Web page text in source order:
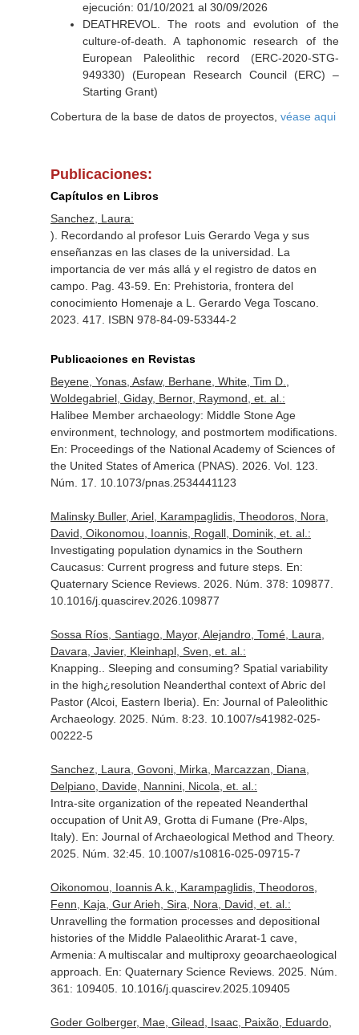
ejecución: 01/10/2021 al 30/09/2026
DEATHREVOL. The roots and evolution of the
culture-of-death. A taphonomic research of the
European Paleolithic record (ERC-2020-STG-
949330) (European Research Council (ERC) –
Starting Grant)
Cobertura de la base de datos de proyectos, véase aqui
Publicaciones:
Capítulos en Libros
Sanchez, Laura:
). Recordando al profesor Luis Gerardo Vega y sus
enseñanzas en las clases de la universidad. La
importancia de ver más allá y el registro de datos en
campo. Pag. 43-59. En: Prehistoria, frontera del
conocimiento Homenaje a L. Gerardo Vega Toscano.
2023. 417. ISBN 978-84-09-53344-2
Publicaciones en Revistas
Beyene, Yonas, Asfaw, Berhane, White, Tim D.,
Woldegabriel, Giday, Bernor, Raymond, et. al.:
Halibee Member archaeology: Middle Stone Age
environment, technology, and postmortem modifications.
En: Proceedings of the National Academy of Sciences of
the United States of America (PNAS) . 2026. Vol. 123.
Núm. 17. 10.1073/pnas.2534441123
Malinsky Buller, Ariel, Karampaglidis, Theodoros, Nora,
David, Oikonomou, Ioannis, Rogall, Dominik, et. al.:
Investigating population dynamics in the Southern
Caucasus: Current progress and future steps. En:
Quaternary Science Reviews. 2026. Núm. 378: 109877.
10.1016/j.quascirev.2026.109877
Sossa Ríos, Santiago, Mayor, Alejandro, Tomé, Laura,
Davara, Javier, Kleinhapl, Sven, et. al.:
Knapping.. Sleeping and consuming? Spatial variability
in the high¿resolution Neanderthal context of Abric del
Pastor (Alcoi, Eastern Iberia). En: Journal of Paleolithic
Archaeology. 2025. Núm. 8:23. 10.1007/s41982-025-
00222-5
Sanchez, Laura, Govoni, Mirka, Marcazzan, Diana,
Delpiano, Davide, Nannini, Nicola, et. al.:
Intra-site organization of the repeated Neanderthal
occupation of Unit A9, Grotta di Fumane (Pre-Alps,
Italy). En: Journal of Archaeological Method and Theory.
2025. Núm. 32:45. 10.1007/s10816-025-09715-7
Oikonomou, Ioannis A.k., Karampaglidis, Theodoros,
Fenn, Kaja, Gur Arieh, Sira, Nora, David, et. al.:
Unravelling the formation processes and depositional
histories of the Middle Palaeolithic Ararat-1 cave,
Armenia: A multiscalar and multiproxy geoarchaeological
approach. En: Quaternary Science Reviews. 2025. Núm.
361: 109405. 10.1016/j.quascirev.2025.109405
Goder Golberger, Mae, Gilead, Isaac, Paixão, Eduardo,